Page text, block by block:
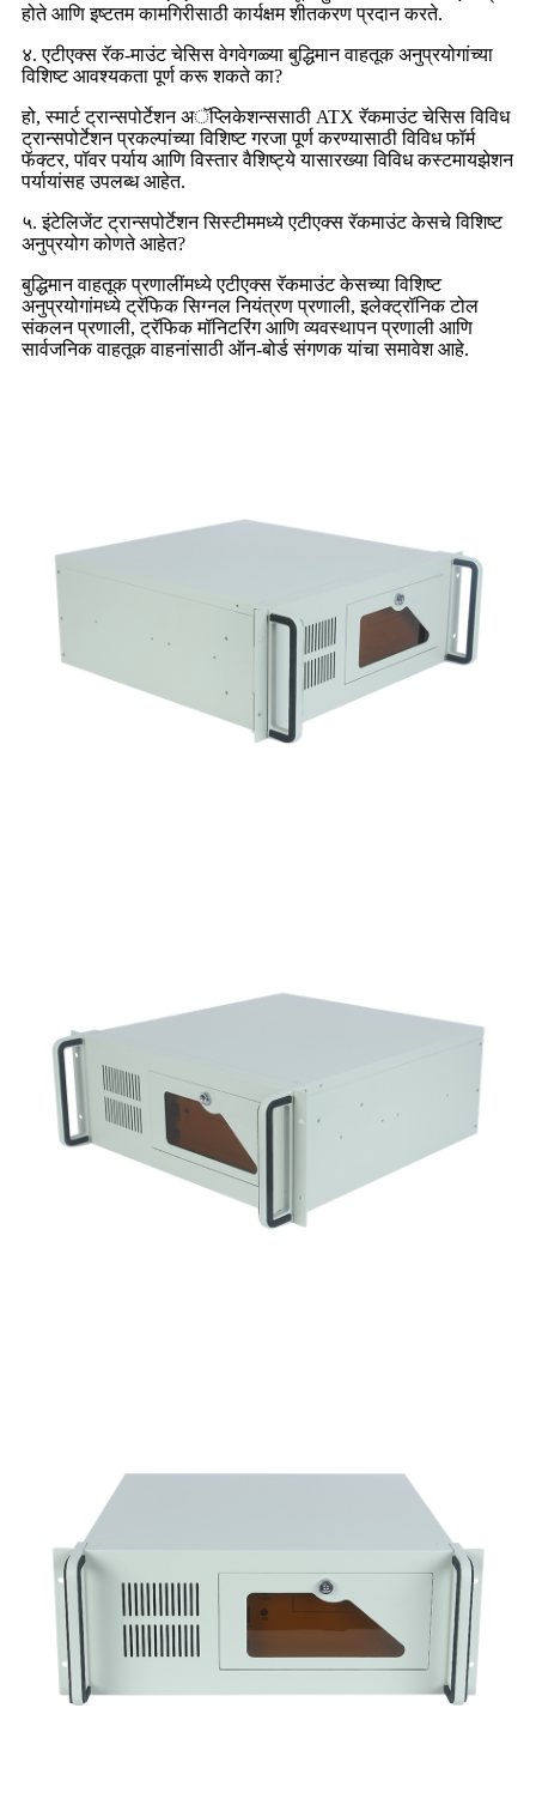
होते आणि इष्टतम कामगिरीसाठी कार्यक्षम शीतकरण प्रदान करते.
४. एटीएक्स रॅक-माउंट चेसिस वेगवेगळ्या बुद्धिमान वाहतूक अनुप्रयोगांच्या
विशिष्ट आवश्यकता पूर्ण करू शकते का?
हो, स्मार्ट ट्रान्सपोर्टेशन अॅप्लिकेशन्ससाठी ATX रॅकमाउंट चेसिस विविध
ट्रान्सपोर्टेशन प्रकल्पांच्या विशिष्ट गरजा पूर्ण करण्यासाठी विविध फॉर्म
फॅक्टर, पॉवर पर्याय आणि विस्तार वैशिष्ट्ये यासारख्या विविध कस्टमायझेशन
पर्यायांसह उपलब्ध आहेत.
५. इंटेलिजेंट ट्रान्सपोर्टेशन सिस्टीममध्ये एटीएक्स रॅकमाउंट केसचे विशिष्ट
अनुप्रयोग कोणते आहेत?
बुद्धिमान वाहतूक प्रणालींमध्ये एटीएक्स रॅकमाउंट केसच्या विशिष्ट
अनुप्रयोगांमध्ये ट्रॅफिक सिग्नल नियंत्रण प्रणाली, इलेक्ट्रॉनिक टोल
संकलन प्रणाली, ट्रॅफिक मॉनिटरिंग आणि व्यवस्थापन प्रणाली आणि
सार्वजनिक वाहतूक वाहनांसाठी ऑन-बोर्ड संगणक यांचा समावेश आहे.